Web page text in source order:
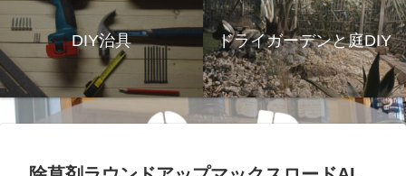
DIY治具 ドライガーデンと庭DIY